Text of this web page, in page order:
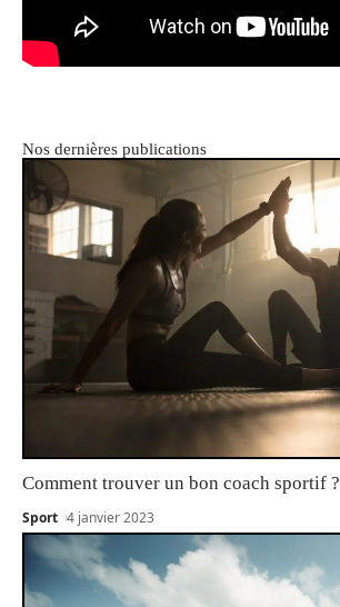
Nos dernières publications
Comment trouver un bon coach sportif ?
Sport 4 janvier 2023